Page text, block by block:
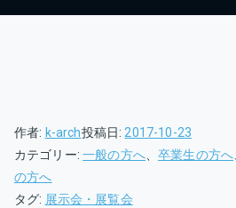
作者: k-arch投稿日:2017-10-23
カテゴリー:一般の方へ、卒業生の方へ
の方へ
タグ: 展示会・展覧会